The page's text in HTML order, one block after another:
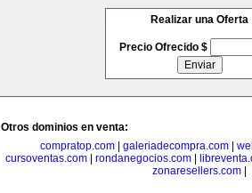
Realizar una Oferta
Precio Ofrecido $
Otros dominios en venta:
compratop.com| galeriadecompra.com|
cursoventas.com
rondanegocios.com
zonaresellers.com